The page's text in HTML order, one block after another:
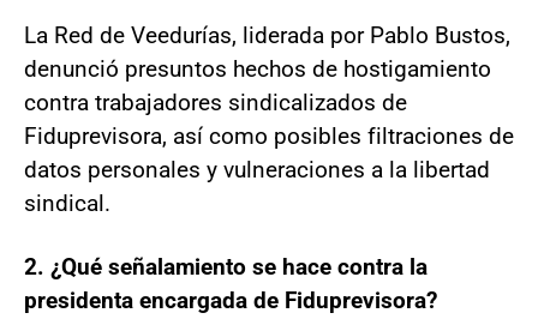
La Red de Veedurías, liderada por Pablo Bustos,
denunció presuntos hechos de hostigamiento
contra trabajadores sindicalizados de
Fiduprevisora, así como posibles filtraciones de
datos personales y vulneraciones a la libertad
sindical.
2. ¿Qué señalamiento se hace contra la
presidenta encargada de Fiduprevisora?